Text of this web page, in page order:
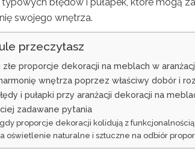
swojego wnętrza.
przeczytasz
proporcje dekoracji na meblach w
wnętrza poprzez właściwy dobór i
i pułapki przy aranżacji dekoracji na
zadawane pytania
proporcje dekoracji kolidują z
oświetlenie naturalne i sztuczne na odbiór